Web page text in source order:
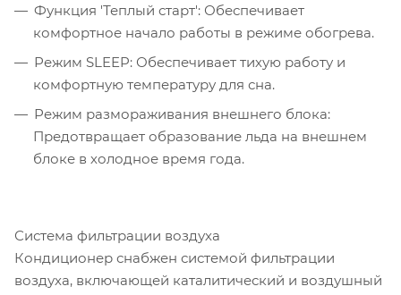
Функция 'Теплый старт': Обеспечивает
комфортное начало работы в режиме обогрева.
Режим SLEEP: Обеспечивает тихую работу и
комфортную температуру для сна.
Режим размораживания внешнего блока:
Предотвращает образование льда на внешнем
блоке в холодное время года.
Система фильтрации воздуха
Кондиционер снабжен системой фильтрации
воздуха, включающей каталитический и воздушный